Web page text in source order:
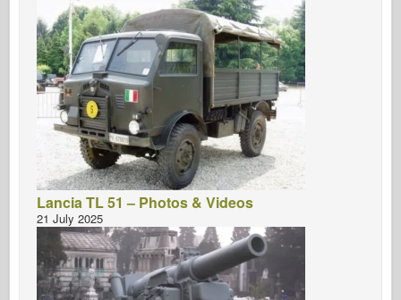
Lancia TL 51 – Photos & Videos
21 July 2025